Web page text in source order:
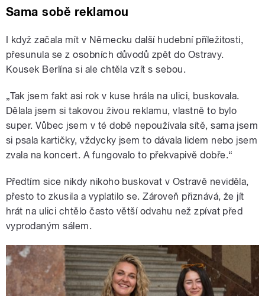
Sama sobě reklamou
I když začala mít v Německu další hudební příležitosti,
přesunula se z osobních důvodů zpět do Ostravy.
Kousek Berlína si ale chtěla vzít s sebou.
„Tak jsem fakt asi rok v kuse hrála na ulici, buskovala.
Dělala jsem si takovou živou reklamu, vlastně to bylo
super. Vůbec jsem v té době nepoužívala sítě, sama jsem
si psala kartičky, vždycky jsem to dávala lidem nebo jsem
zvala na koncert. A fungovalo to překvapivě dobře.“
Předtím sice nikdy nikoho buskovat v Ostravě neviděla,
přesto to zkusila a vyplatilo se. Zároveň přiznává, že jít
hrát na ulici chtělo často větší odvahu než zpívat před
vyprodaným sálem.